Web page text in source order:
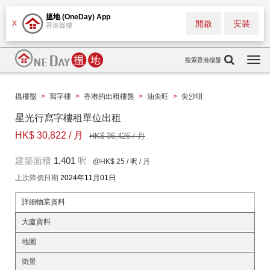
X
搵地 (OneDay) App
香港搵樓 安裝
開啟
搜索香港樓盤
搵樓盤 > 寫字樓 > 香港的出租樓盤 > 油尖旺 > 尖沙咀
星光行寫字樓租單位出租
HK$ 30,822 / 月
HK$ 36,426 / 月
建築面積 1,401 呎 @HK$ 25 / 呎 / 月
上次降價日期 2024年11月01日
詳細物業資料
大廈資料
地圖
街景